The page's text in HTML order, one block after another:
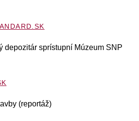
depozitár sprístupní Múzeum SNP
(reportáž)